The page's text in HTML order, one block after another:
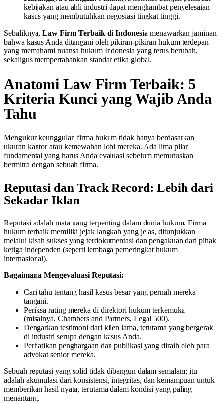
kebijakan atau ahli industri dapat menghambat penyelesaian
kasus yang membutuhkan negosiasi tingkat tinggi.
Sebaliknya, Law Firm Terbaik di Indonesia menawarkan jaminan
bahwa kasus Anda ditangani oleh pikiran-pikiran hukum terdepan
yang memahami nuansa hukum Indonesia yang terus berubah,
sekaligus mempertahankan standar etika global.
Anatomi Law Firm Terbaik: 5
Kriteria Kunci yang Wajib Anda
Tahu
Mengukur keunggulan firma hukum tidak hanya berdasarkan
ukuran kantor atau kemewahan lobi mereka. Ada lima pilar
fundamental yang harus Anda evaluasi sebelum memutuskan
bermitra dengan sebuah firma.
Reputasi dan Track Record: Lebih dari
Sekadar Iklan
Reputasi adalah mata uang terpenting dalam dunia hukum. Firma
hukum terbaik memiliki jejak langkah yang jelas, ditunjukkan
melalui kisah sukses yang terdokumentasi dan pengakuan dari pihak
ketiga independen (seperti lembaga pemeringkat hukum
internasional).
Bagaimana Mengevaluasi Reputasi:
Cari tahu tentang hasil kasus besar yang pernah mereka
tangani.
Periksa rating mereka di direktori hukum terkemuka
(misalnya, Chambers and Partners, Legal 500).
Dengarkan testimoni dari klien lama, terutama yang bergerak
di industri serupa dengan kasus Anda.
Perhatikan penghargaan dan publikasi yang diraih oleh para
advokat senior mereka.
Sebuah reputasi yang solid tidak dibangun dalam semalam; itu
adalah akumulasi dari konsistensi, integritas, dan kemampuan untuk
memberikan hasil nyata, terutama dalam kondisi yang paling
menantang.